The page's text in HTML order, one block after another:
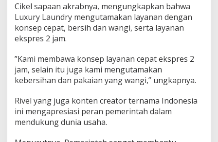
a
h
Cikel sapaan akrabnya, mengungkapkan bahwa
Luxury Laundry mengutamakan layanan dengan
konsep cepat, bersih dan wangi, serta layanan
ekspres 2 jam.
‎”Kami membawa konsep layanan cepat ekspres 2
jam, selain itu juga kami mengutamakan
kebersihan dan pakaian yang wangi,” ungkapnya.
‎Rivel yang juga konten creator ternama Indonesia
ini mengapresiasi peran pemerintah dalam
mendukung dunia usaha.